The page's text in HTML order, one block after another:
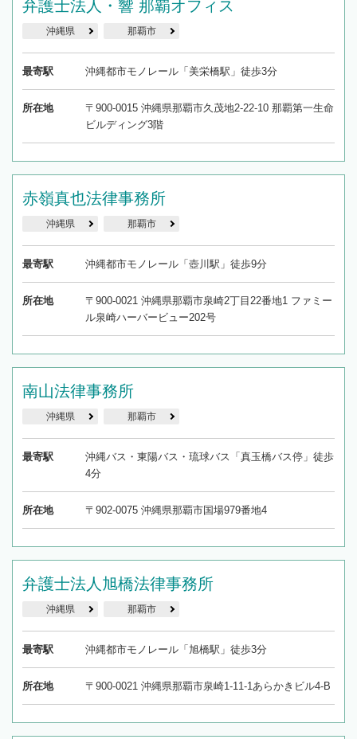
弁護士法人・響 那覇オフィス
沖縄県 那覇市
最寄駅 沖縄都市モノレール「美栄橋駅」徒歩3分
所在地
〒900-0015 沖縄県那覇市久茂地2-22-10 那覇第一生命
ビルディング3階
赤嶺真也法律事務所
沖縄県 那覇市
最寄駅 沖縄都市モノレール「壺川駅」徒歩9分
所在地
〒900-0021 沖縄県那覇市泉崎2丁目22番地1 ファミー
ル泉崎ハーバービュー202号
南山法律事務所
沖縄県 那覇市
最寄駅
沖縄バス・東陽バス・琉球バス「真玉橋バス停」徒歩
4分
所在地 〒902-0075 沖縄県那覇市国場979番地4
弁護士法人旭橋法律事務所
沖縄県 那覇市
最寄駅 沖縄都市モノレール「旭橋駅」徒歩3分
所在地 〒900-0021 沖縄県那覇市泉崎1-11-1あらかきビル4-B